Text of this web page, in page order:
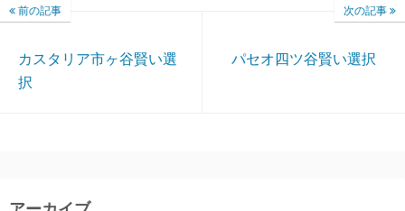
前の記事
カスタリア市ヶ谷賢い選
択
次の記事
パセオ四ツ谷賢い選択